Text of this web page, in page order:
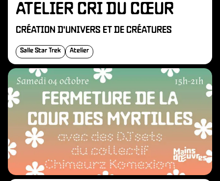
ATELIER CRI DU CŒUR
CRÉATION D'UNIVERS ET DE CRÉATURES
Salle Star Trek Atelier